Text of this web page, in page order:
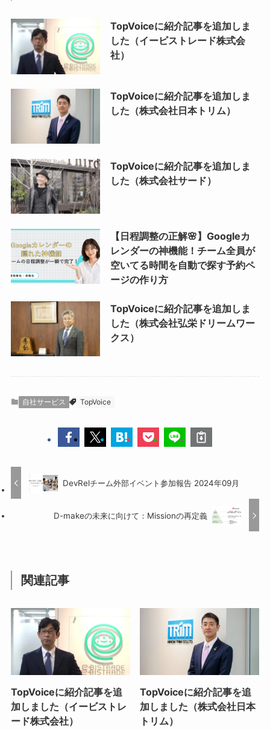
TopVoiceに紹介記事を追加しま
した（イービストレード株式会
社）
TopVoiceに紹介記事を追加しま
した（株式会社日本トリム）
TopVoiceに紹介記事を追加しま
した（株式会社サード）
【日程調整の正解🌸】Googleカ
レンダーの神機能！チーム全員が
空いてる時間を自動で探す予約ペ
ージの作り方
TopVoiceに紹介記事を追加しま
した（株式会社弘栄ドリームワー
クス）
自社サービス TopVoice
DevRelチーム外部イベント参加報告 2024年09月
D-makeの未来に向けて：Missionの再定義
関連記事
TopVoiceに紹介記事を追
加しました（イービストレ
ード株式会社）
TopVoiceに紹介記事を追
加しました（株式会社日本
トリム）